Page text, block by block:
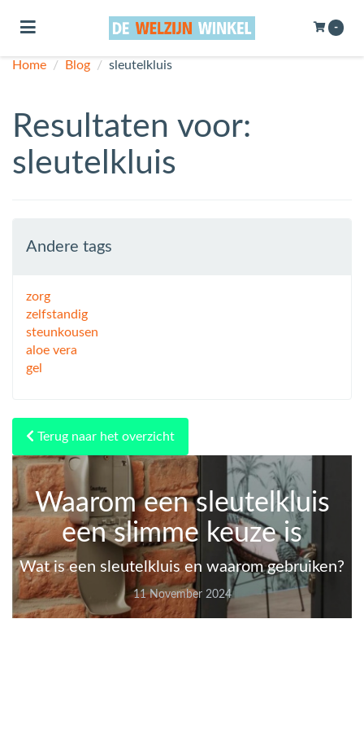
(Bewegen)
(Elke Dag)
(Welzijn & Gemak)
Toggle navigation -
Home / Blog / sleutelkluis
Resultaten voor:
sleutelkluis
Andere tags
zorg
zelfstandig
steunkousen
aloe vera
gel
Terug naar het overzicht
Waarom een sleutelkluis
een slimme keuze is
Wat is een sleutelkluis en waarom gebruiken?
11 November 2024